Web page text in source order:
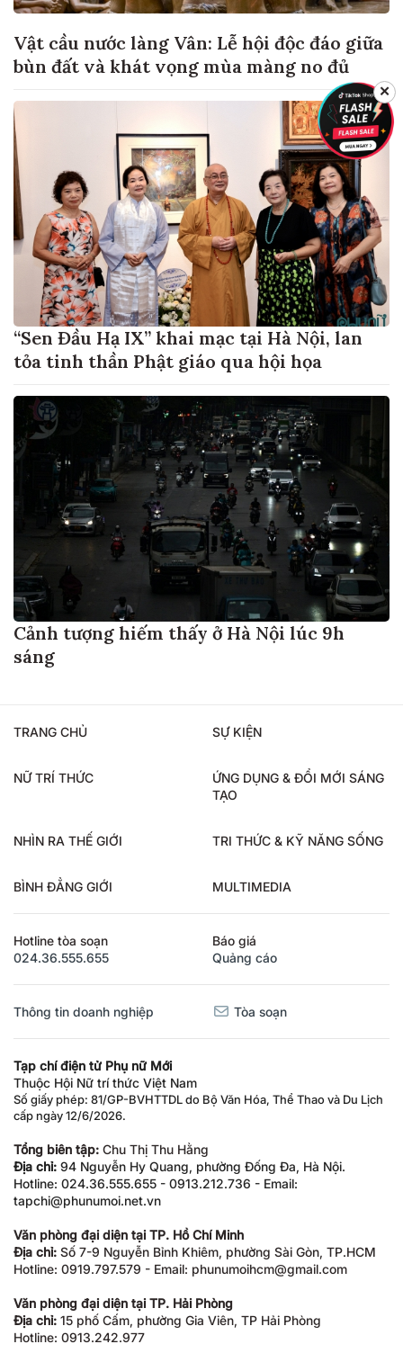
Vật cầu nước làng Vân: Lễ hội độc đáo giữa
bùn đất và khát vọng mùa màng no đủ
“Sen Đầu Hạ IX” khai mạc tại Hà Nội, lan
tỏa tinh thần Phật giáo qua hội họa
Cảnh tượng hiếm thấy ở Hà Nội lúc 9h
sáng
TRANG CHỦ SỰ KIỆN
NỮ TRÍ THỨC
ỨNG DỤNG & ĐỔI MỚI SÁNG
TẠO
NHÌN RA THẾ GIỚI TRI THỨC & KỸ NĂNG SỐNG
BÌNH ĐẲNG GIỚI MULTIMEDIA
Hotline tòa soạn
024.36.555.655
Báo giá
Quảng cáo
Thông tin doanh nghiệp Tòa soạn
Tạp chí điện tử Phụ nữ Mới
Thuộc Hội Nữ trí thức Việt Nam
Số giấy phép: 81/GP-BVHTTDL do Bộ Văn Hóa, Thể Thao và Du Lịch
cấp ngày 12/6/2026.
Tổng biên tập: Chu Thị Thu Hằng
Địa chỉ: 94 Nguyễn Hy Quang, phường Đống Đa, Hà Nội.
Hotline: 024.36.555.655 - 0913.212.736 - Email:
tapchi@phunumoi.net.vn
Văn phòng đại diện tại TP. Hồ Chí Minh
Địa chỉ: Số 7-9 Nguyễn Bỉnh Khiêm, phường Sài Gòn, TP.HCM
Hotline: 0919.797.579 - Email: phunumoihcm@gmail.com
Văn phòng đại diện tại TP. Hải Phòng
Địa chỉ: 15 phố Cấm, phường Gia Viên, TP Hải Phòng
Hotline: 0913.242.977
✕